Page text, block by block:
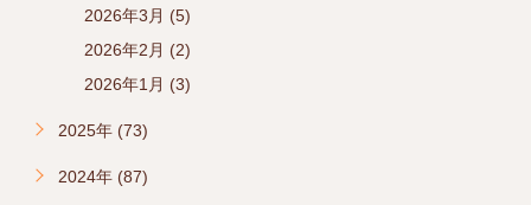
2026年3月 (5)
2026年2月 (2)
2026年1月 (3)
2025年 (73)
2024年 (87)